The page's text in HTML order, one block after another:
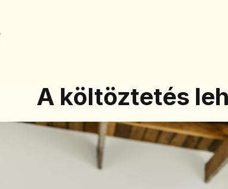
A költöztetés